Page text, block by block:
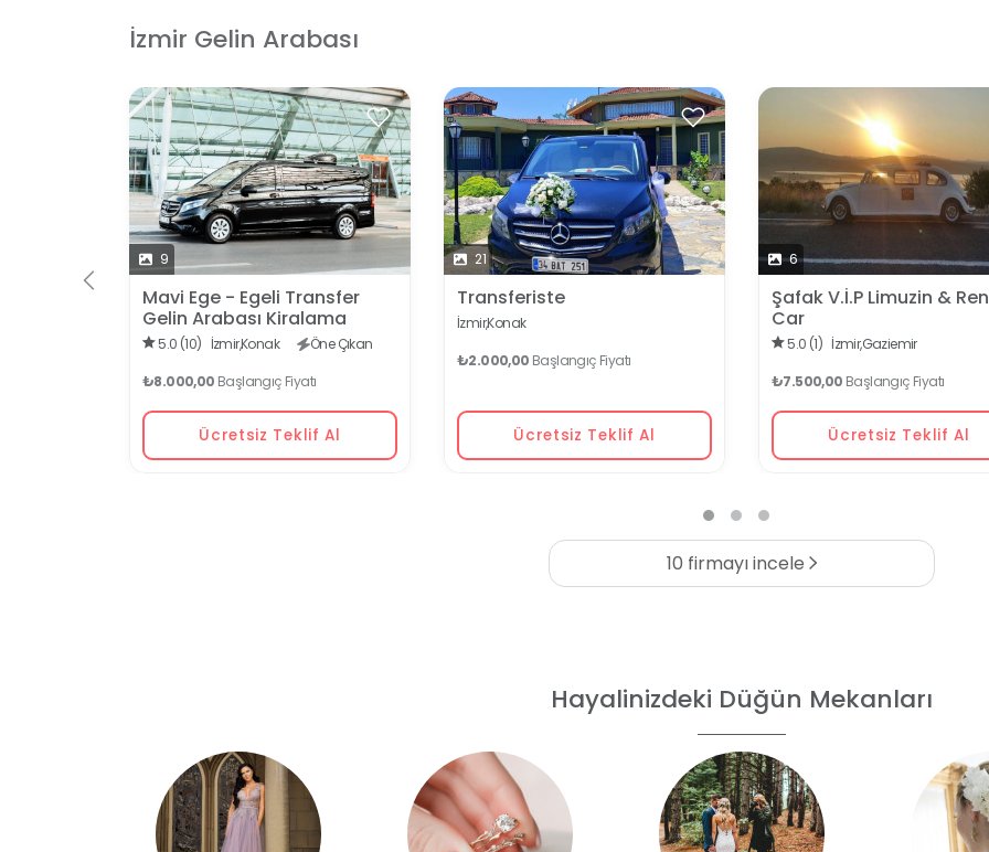
İzmir Gelin Arabası
9
Mavi Ege - Egeli Transfer
Gelin Arabası Kiralama
5.0 (10) İzmir,Konak
Öne Çıkan
₺8.000,00 Başlangıç Fiyatı
Ücretsiz Teklif Al
21
Transferiste
İzmir,Konak
₺2.000,00 Başlangıç Fiyatı
Ücretsiz Teklif Al
6
Şafak V.İ.P Limuzin &
Car
5.0 (1) İzmir,Gaziemir
₺7.500,00 Başlangıç Fiyatı
Ücretsiz Teklif Al
10 firmayı incele
Hayalinizdeki Düğün Mekanları